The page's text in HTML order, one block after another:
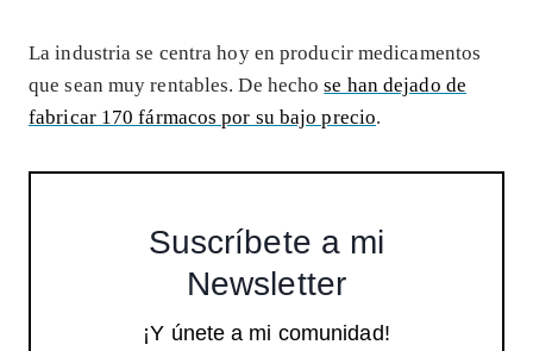
La industria se centra hoy en producir medicamentos
que sean muy rentables. De hechose han dejado de
fabricar 170 fármacos por su bajo precio.
Suscríbete a mi
Newsletter
¡Y únete a mi comunidad!